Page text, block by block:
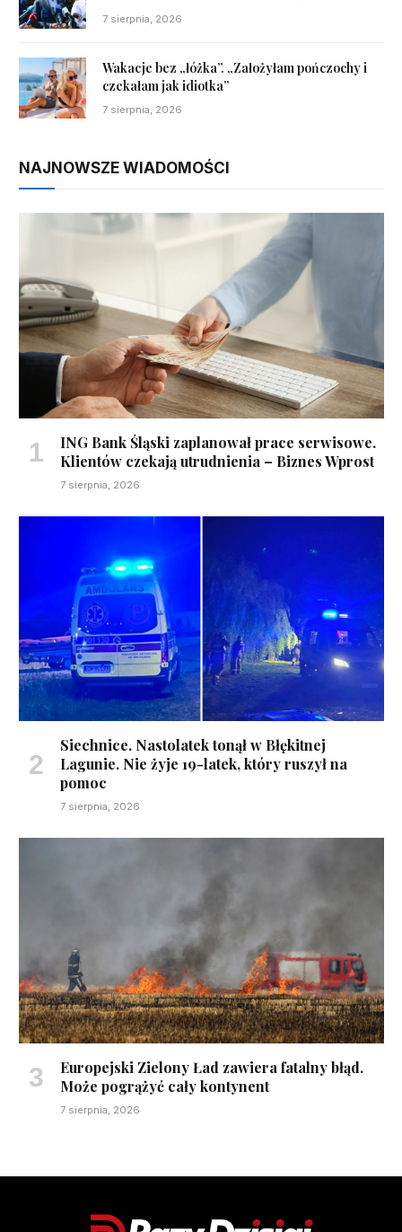
7 sierpnia, 2026
Wakacje bez „łóżka”. „Założyłam pończochy i
czekałam jak idiotka”
7 sierpnia, 2026
NAJNOWSZE WIADOMOŚCI
ING Bank Śląski zaplanował prace serwisowe.
Klientów czekają utrudnienia – Biznes Wprost
7 sierpnia, 2026
Siechnice. Nastolatek tonął w Błękitnej
Lagunie. Nie żyje 19-latek, który ruszył na
pomoc
7 sierpnia, 2026
Europejski Zielony Ład zawiera fatalny błąd.
Może pogrążyć cały kontynent
7 sierpnia, 2026